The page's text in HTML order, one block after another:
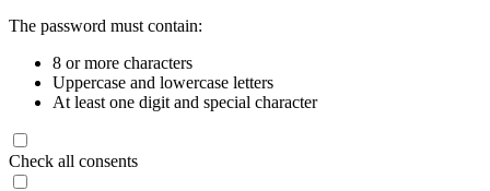
The password must contain:
8 or more characters
Uppercase and lowercase letters
At least one digit and special character
Check all consents